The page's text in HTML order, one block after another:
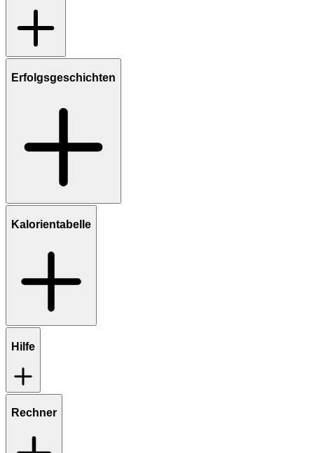
Erfolgsgeschichten
Kalorientabelle
Hilfe
Rechner